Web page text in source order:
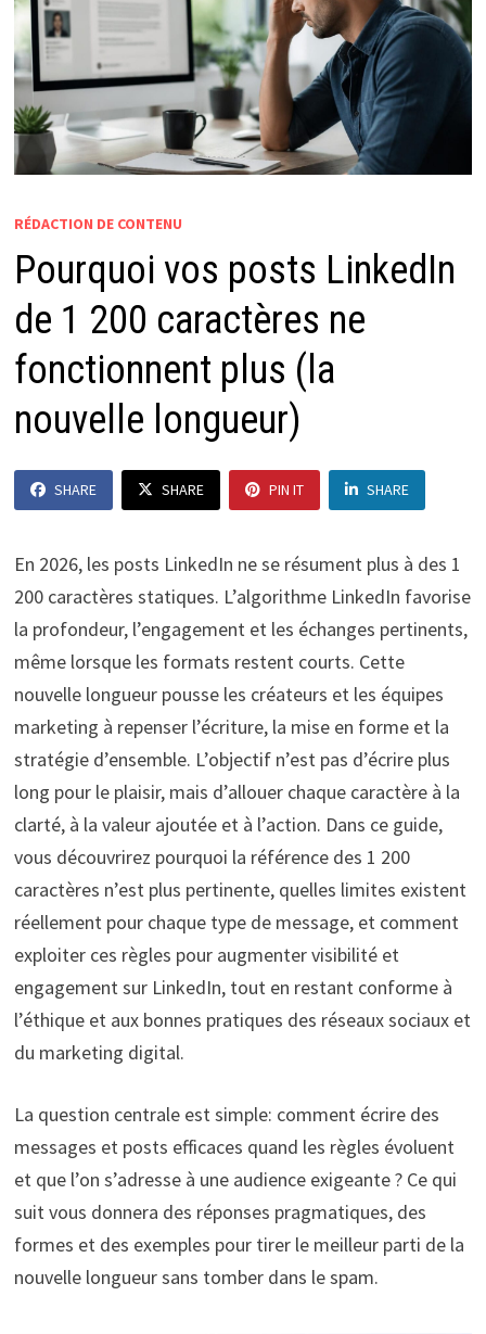
RÉDACTION DE CONTENU
Pourquoi vos posts LinkedIn
de 1 200 caractères ne
fonctionnent plus (la
nouvelle longueur)
SHARE SHARE PIN IT SHARE
En 2026, les posts LinkedIn ne se résument plus à des 1
200 caractères statiques. L’algorithme LinkedIn favorise
la profondeur, l’engagement et les échanges pertinents,
même lorsque les formats restent courts. Cette
nouvelle longueur pousse les créateurs et les équipes
marketing à repenser l’écriture, la mise en forme et la
stratégie d’ensemble. L’objectif n’est pas d’écrire plus
long pour le plaisir, mais d’allouer chaque caractère à la
clarté, à la valeur ajoutée et à l’action. Dans ce guide,
vous découvrirez pourquoi la référence des 1 200
caractères n’est plus pertinente, quelles limites existent
réellement pour chaque type de message, et comment
exploiter ces règles pour augmenter visibilité et
engagement sur LinkedIn, tout en restant conforme à
l’éthique et aux bonnes pratiques des réseaux sociaux et
du marketing digital.
La question centrale est simple: comment écrire des
messages et posts efficaces quand les règles évoluent
et que l’on s’adresse à une audience exigeante ? Ce qui
suit vous donnera des réponses pragmatiques, des
formes et des exemples pour tirer le meilleur parti de la
nouvelle longueur sans tomber dans le spam.